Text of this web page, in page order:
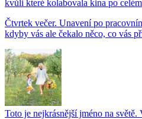
kvůli které kolabovala kina po
Čtvrtek večer. Unavení po
kdyby vás ale čekalo něco, co vás
Toto je nejkrásnější jméno na